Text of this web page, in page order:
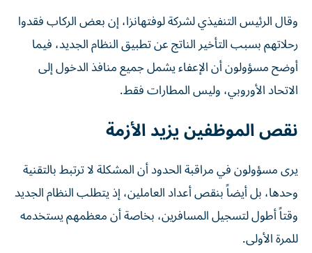
وقال الرئيس التنفيذي لشركة لوفتهانزا، إن بعض الركاب فقدوا
رحلاتهم بسبب التأخير الناتج عن تطبيق النظام الجديد، فيما
أوضح مسؤولون أن الإعفاء يشمل جميع منافذ الدخول إلى
الاتحاد الأوروبي، وليس المطارات فقط.
نقص الموظفين يزيد الأزمة
يرى مسؤولون في مراقبة الحدود أن المشكلة لا ترتبط بالتقنية
وحدها، بل أيضاً بنقص أعداد العاملين، إذ يتطلب النظام الجديد
وقتاً أطول لتسجيل المسافرين، بخاصة أن معظمهم يستخدمه
للمرة الأولى.